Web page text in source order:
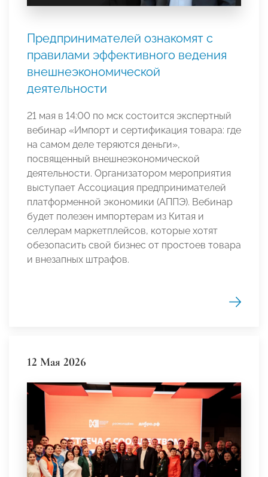
Предпринимателей ознакомят с
правилами эффективного ведения
внешнеэкономической
деятельности
21 мая в 14:00 по мск состоится экспертный
вебинар «Импорт и сертификация товара: где
на самом деле теряются деньги»,
посвященный внешнеэкономической
деятельности. Организатором мероприятия
выступает Ассоциация предпринимателей
платформенной экономики (АППЭ). Вебинар
будет полезен импортерам из Китая и
селлерам маркетплейсов, которые хотят
обезопасить свой бизнес от простоев товара
и внезапных штрафов.
12 Мая 2026